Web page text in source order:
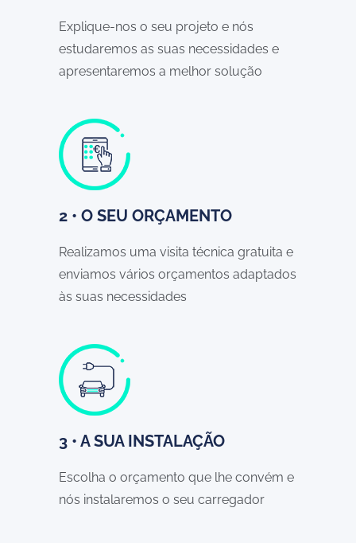
Explique-nos o seu projeto e nós
estudaremos as suas necessidades e
apresentaremos a melhor solução
2 • O SEU ORÇAMENTO
Realizamos uma visita técnica gratuita e
enviamos vários orçamentos adaptados
às suas necessidades
3 • A SUA INSTALAÇÃO
Escolha o orçamento que lhe convém e
nós instalaremos o seu carregador